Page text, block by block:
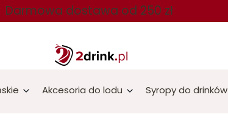
Darmowa dostawa od 250 zł
Akcesoria do lodu Syropy do drinków